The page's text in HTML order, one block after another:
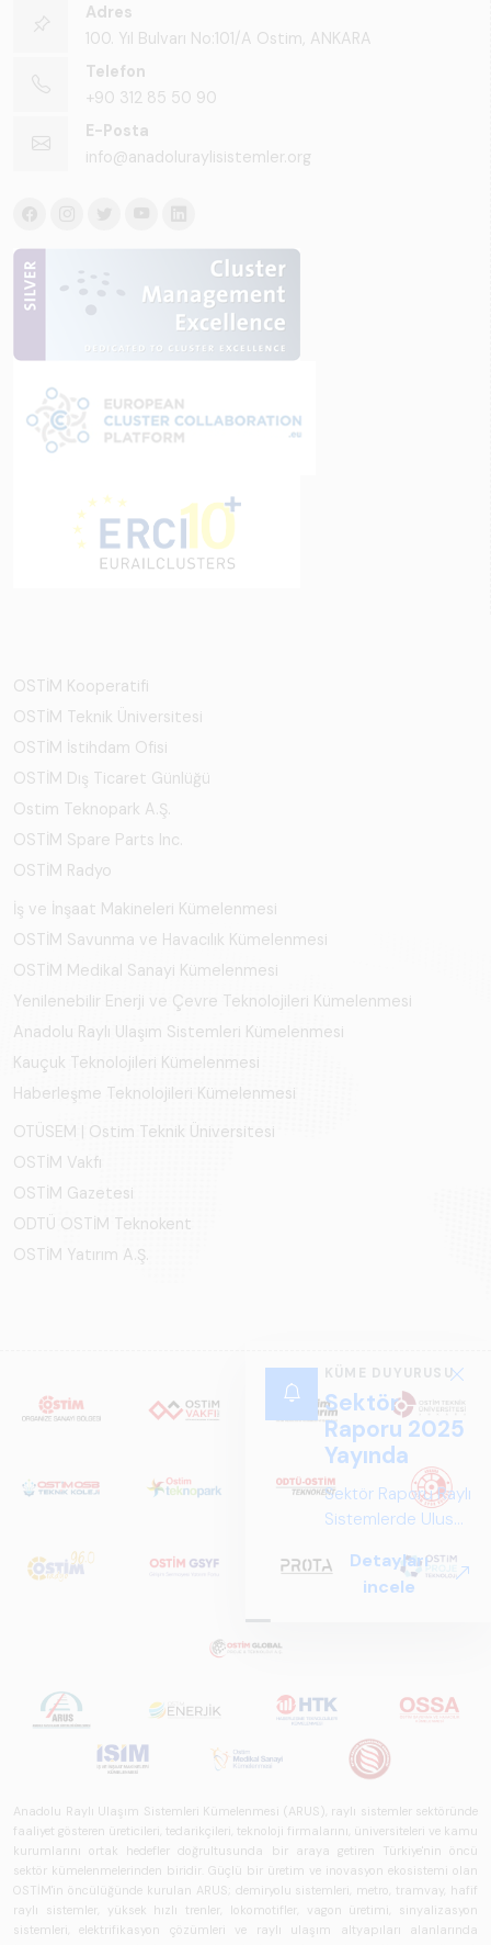
KÜME DUYURUSU
Sektör
Raporu 2025
Yayında
Sektör Raporu Raylı
Sistemlerde Ulusal
Perspektif ARUS
tarafından
Perspektif – Sektör
Raporu 2025",
Türkiye ve dünya
genelindeki raylı
sektörünü teknoloji
eğilimleri,
ekosistem yapısı
ve gelecek
perspektifi
Detayları
incele
Adres
100. Yıl Bulvarı No:101/A Ostim, ANKARA
Telefon
+90 312 85 50 90
E-Posta
info@anadoluraylisistemler.org
OSTİM Kooperatifi
OSTİM Teknik Üniversitesi
OSTİM İstihdam Ofisi
OSTİM Dış Ticaret Günlüğü
Ostim Teknopark A.Ş.
OSTİM Spare Parts Inc.
OSTİM Radyo
İş ve İnşaat Makineleri Kümelenmesi
OSTİM Savunma ve Havacılık Kümelenmesi
OSTİM Medikal Sanayi Kümelenmesi
Yenilenebilir Enerji ve Çevre Teknolojileri Kümelenmesi
Anadolu Raylı Ulaşım Sistemleri Kümelenmesi
Kauçuk Teknolojileri Kümelenmesi
Haberleşme Teknolojileri Kümelenmesi
OTÜSEM | Ostim Teknik Üniversitesi
OSTİM Vakfı
OSTİM Gazetesi
ODTÜ OSTİM Teknokent
OSTİM Yatırım A.Ş.
Anadolu Raylı Ulaşım Sistemleri Kümelenmesi (ARUS), raylı sistemler sektöründe
faaliyet gösteren üreticileri, tedarikçileri, teknoloji firmalarını, üniversiteleri ve kamu
kurumlarını ortak hedefler doğrultusunda bir araya getiren Türkiye'nin öncü
sektör kümelenmelerinden biridir. Güçlü bir üretim ve inovasyon ekosistemi olan
OSTİM'in öncülüğünde kurulan ARUS; demiryolu sistemleri, metro, tramvay, hafif
raylı sistemler, yüksek hızlı trenler, lokomotifler, vagon üretimi, sinyalizasyon
sistemleri, elektrifikasyon çözümleri ve raylı ulaşım altyapıları alanlarında